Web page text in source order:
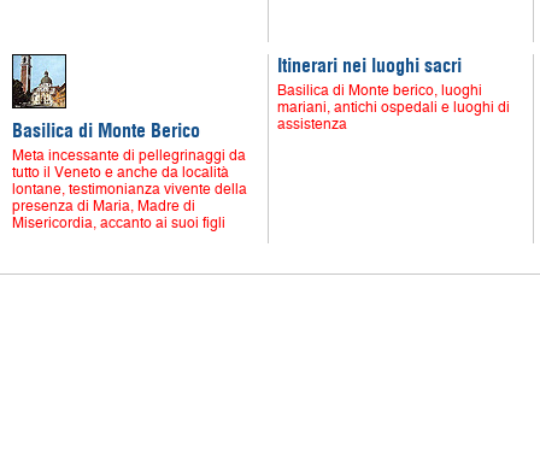
Basilica di Monte Berico
Meta incessante di pellegrinaggi da
tutto il Veneto e anche da località
lontane, testimonianza vivente della
presenza di Maria, Madre di
Misericordia, accanto ai suoi figli
Itinerari nei luoghi sacri
Basilica di Monte berico, luoghi
mariani, antichi ospedali e luoghi di
assistenza